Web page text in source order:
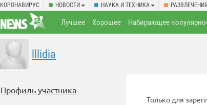
КОРОНАВИРУС НОВОСТИ НАУКА И ТЕХНИКА РАЗВЛЕЧЕНИЯ
Лучшее Хорошее Набирающее
lllidia
Профиль участника
Только для